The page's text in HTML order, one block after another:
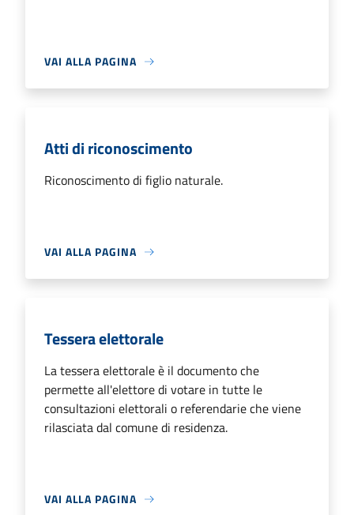
VAI ALLA PAGINA
Atti di riconoscimento
Riconoscimento di figlio naturale.
VAI ALLA PAGINA
Tessera elettorale
La tessera elettorale è il documento che
permette all'elettore di votare in tutte le
consultazioni elettorali o referendarie che viene
rilasciata dal comune di residenza.
VAI ALLA PAGINA